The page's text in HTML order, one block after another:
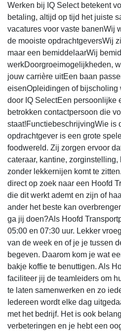
Werken bij IQ Select betekent
betaling, altijd op tijd het juiste
vacatures voor vaste banenWij
de mooiste opdrachtgeversWij
maar een bemiddelaarWij
werkDoorgroeimogelijkheden,
jouw carrière uitEen baan
eisenOpleidingen of bijscholing
door IQ SelectEen persoonlijke
betrokken contactpersoon die
staat!FunctiebeschrijvingWie is
opdrachtgever is een grote
foodwereld. Zij zorgen ervoor
cateraar, kantine, zorginstelling,
zonder lekkernijen komt te
direct op zoek naar een Hoofd
die dit werkt ademt en zijn of
ander het beste kan
ga jij doen?Als Hoofd
05:00 en 07:30 uur. Lekker
van de week en of je je tussen
begeven. Daarom kom je wat
bakje koffie te benuttigen. Als
faciliteer jij de teamleiders om
te laten samenwerken en zo
Iedereen wordt elke dag
met het bedrijf. Het is ook
verbeteringen en je hebt een